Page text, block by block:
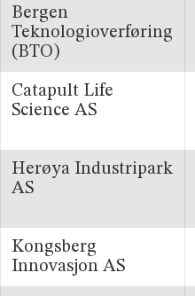
Bergen
Teknologioverføring
(BTO)
Catapult Life
Science AS
Herøya Industripark
AS
Kongsberg
Innovasjon AS